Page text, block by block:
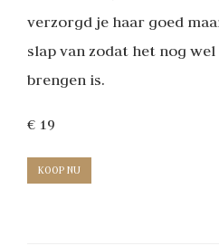
verzorgd je haar goed
slap van zodat het nog
brengen is.
€ 19
KOOP NU